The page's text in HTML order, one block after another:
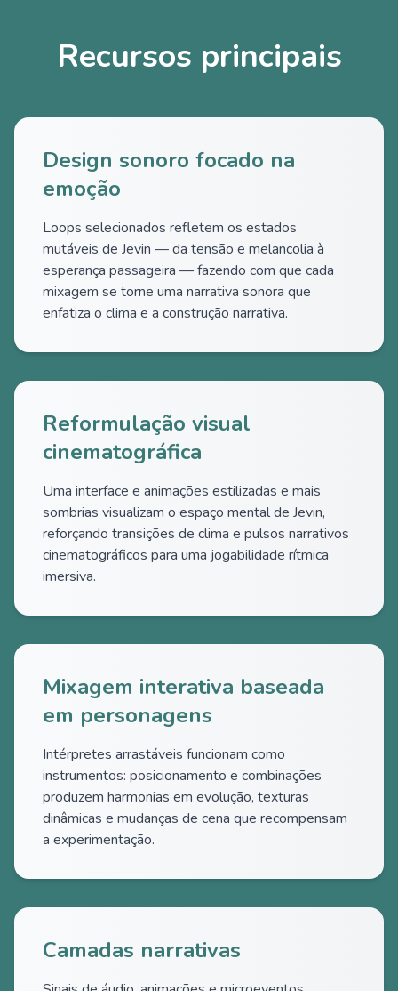
Recursos principais
Design sonoro focado na
emoção
Loops selecionados refletem os estados
mutáveis de Jevin — da tensão e melancolia à
esperança passageira — fazendo com que cada
mixagem se torne uma narrativa sonora que
enfatiza o clima e a construção narrativa.
Reformulação visual
cinematográfica
Uma interface e animações estilizadas e mais
sombrias visualizam o espaço mental de Jevin,
reforçando transições de clima e pulsos narrativos
cinematográficos para uma jogabilidade rítmica
imersiva.
Mixagem interativa baseada
em personagens
Intérpretes arrastáveis funcionam como
instrumentos: posicionamento e combinações
produzem harmonias em evolução, texturas
dinâmicas e mudanças de cena que recompensam
a experimentação.
Camadas narrativas